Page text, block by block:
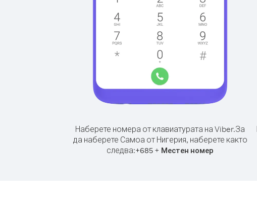
Наберете номера от клавиатурата на Viber.За
да наберете Самоа от Нигерия, наберете както
следва:+685 + Местен номер